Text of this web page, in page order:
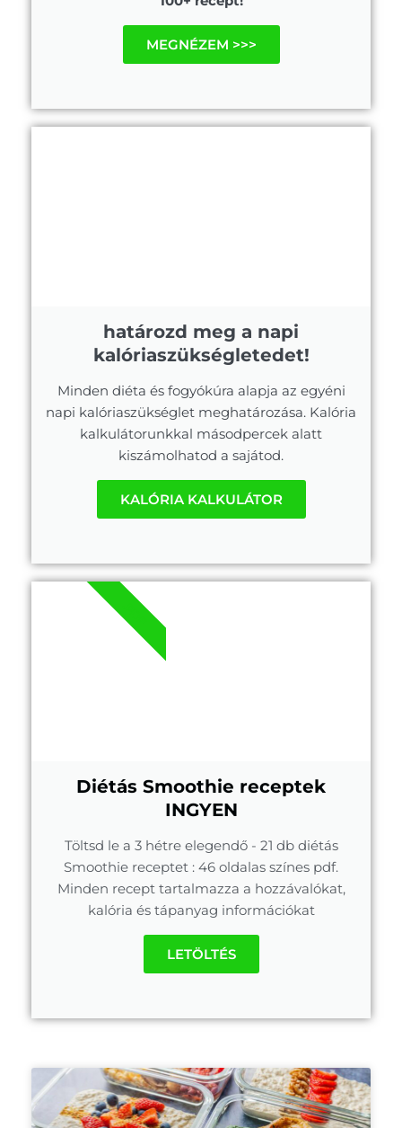
MEGNÉZEM >>>
határozd meg a napi
kalóriaszükségletedet!
Minden diéta és fogyókúra alapja az egyéni
napi kalóriaszükséglet meghatározása. Kalória
kalkulátorunkkal másodpercek alatt
kiszámolhatod a sajátod.
KALÓRIA KALKULÁTOR
Diétás Smoothie receptek
INGYEN
Töltsd le a 3 hétre elegendő - 21 db diétás
Smoothie receptet : 46 oldalas színes pdf.
Minden recept tartalmazza a hozzávalókat,
kalória és tápanyag információkat
LETÖLTÉS
.PDF